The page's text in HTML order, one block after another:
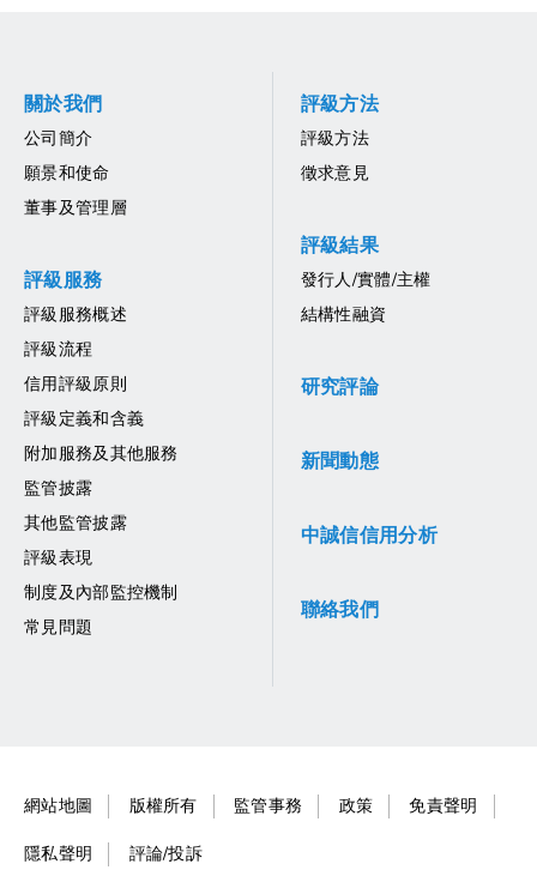
關於我們
公司簡介
願景和使命
董事及管理層
評級服務
評級服務概述
評級流程
信用評級原則
評級定義和含義
附加服務及其他服務
監管披露
其他監管披露
評級表現
制度及內部監控機制
常見問題
評級方法
評級方法
徵求意見
評級結果
發行人/實體/主權
結構性融資
研究評論
新聞動態
中誠信信用分析
聯絡我們
網站地圖 版權所有 監管事務 政策 免責聲明
隱私聲明 評論/投訴